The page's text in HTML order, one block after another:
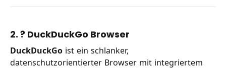
2. ? DuckDuckGo Browser
DuckDuckGo ist ein schlanker,
datenschutzorientierter Browser mit integriertem